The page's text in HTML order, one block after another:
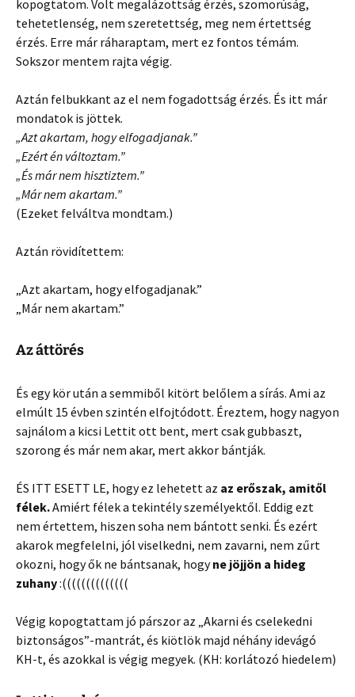
kopogtatom. Volt megalázottság érzés, szomorúság,
tehetetlenség, nem szeretettség, meg nem értettség
érzés. Erre már ráharaptam, mert ez fontos témám.
Sokszor mentem rajta végig.
Aztán felbukkant az el nem fogadottság érzés. És itt már
mondatok is jöttek.
„Azt akartam, hogy elfogadjanak.”
„Ezért én változtam.”
„És már nem hisztiztem.”
„Már nem akartam.”
(Ezeket felváltva mondtam.)
Aztán rövidítettem:
„Azt akartam, hogy elfogadjanak.”
„Már nem akartam.”
Az áttörés
És egy kör után a semmiből kitört belőlem a sírás. Ami az
elmúlt 15 évben szintén elfojtódott. Éreztem, hogy nagyon
sajnálom a kicsi Lettit ott bent, mert csak gubbaszt,
szorong és már nem akar, mert akkor bántják.
ÉS ITT ESETT LE, hogy ez lehetett az az erőszak, amitől
félek.Amiért félek a tekintély személyektől. Eddig ezt
nem értettem, hiszen soha nem bántott senki. És ezért
akarok megfelelni, jól viselkedni, nem zavarni, nem zűrt
okozni, hogy ők ne bántsanak, hogyne jöjjön a hideg
zuhany:((((((((((((((
Végig kopogtattam jó párszor az „Akarni és cselekedni
biztonságos”-mantrát, és kiötlök majd néhány idevágó
KH-t, és azokkal is végig megyek. (KH: korlátozó hiedelem)